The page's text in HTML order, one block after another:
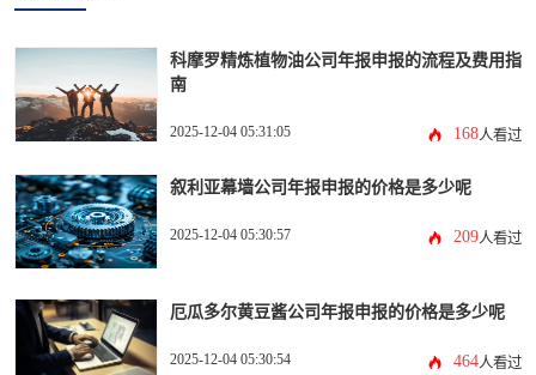
科摩罗精炼植物油公司年报申报的流程及费用指
南
2025-12-04 05:31:05 168人看过
叙利亚幕墙公司年报申报的价格是多少呢
2025-12-04 05:30:57 209人看过
厄瓜多尔黄豆酱公司年报申报的价格是多少呢
2025-12-04 05:30:54 464人看过